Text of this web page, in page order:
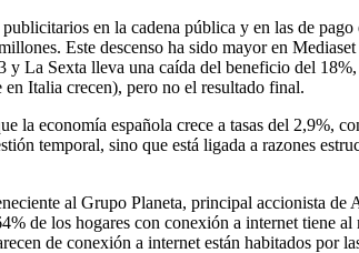
en la cadena pública y en las de
Este descenso ha sido mayor en
La Sexta lleva una caída del beneficio del
Italia crecen), pero no el resultado final.
la economía española crece a tasas del
temporal, sino que está ligada a razones
al Grupo Planeta, principal accionista de
de los hogares con conexión a internet tiene
de conexión a internet están habitados por